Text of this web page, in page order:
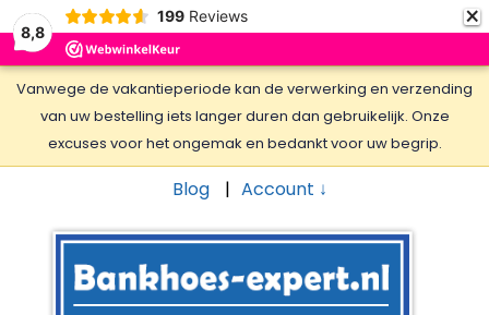
8,8
199 Reviews ×
Vanwege de vakantieperiode kan de verwerking en verzending
van uw bestelling iets langer duren dan gebruikelijk. Onze
excuses voor het ongemak en bedankt voor uw begrip.
Blog Account ↓